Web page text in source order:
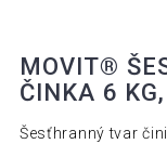
MOVIT®
ČINKA 6
Šesťhranný tvar